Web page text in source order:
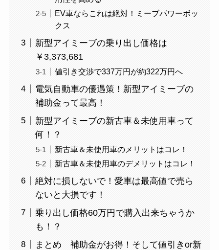
EV車ならこれは絶対！ミーブパワーボッ
クス
新型アイミーブの乗り出し価格は
￥3,373,681
値引き交渉で337万円が約322万円へ
電気自動車の優遇策！新型アイミーブの
補助金って最高！
新型アイミーブの新古車＆未使用車って
何！？
新古車＆未使用車のメリットはコレ！
新古車＆未使用車のデメリットはコレ！
絶対に損しないで！愛車は最高値で売ら
ないと大損です！
乗り出し価格60万円で購入出来ちゃうか
も！？
まとめ 補助金がお得！そして値引きor新